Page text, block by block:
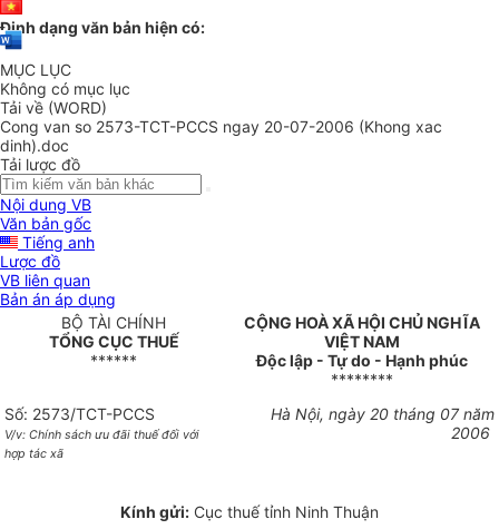
Định dạng văn bản hiện có:
MỤC LỤC
Không có mục lục
Tải về (WORD)
Cong van so 2573-TCT-PCCS ngay 20-07-2006 (Khong xac
dinh).doc
Tải lược đồ
Nội dung VB
Văn bản gốc
Tiếng anh
Lược đồ
VB liên quan
Bản án áp dụng
BỘ TÀI CHÍNH
TỔNG CỤC THUẾ
******
CỘNG HOÀ XÃ HỘI CHỦ NGHĨA
VIỆT NAM
Độc lập - Tự do - Hạnh phúc
********
Số: 2573/TCT-PCCS
V/v: Chính sách ưu đãi thuế đối với
hợp tác xã
Hà Nội, ngày 20 tháng 07 năm
2006
Kính gửi: Cục thuế tỉnh Ninh Thuận